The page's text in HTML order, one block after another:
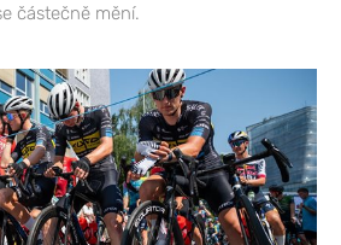
částečně mění.